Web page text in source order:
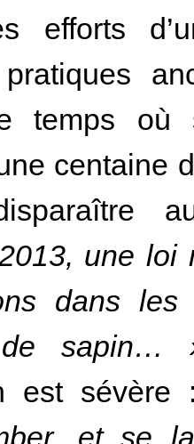
efforts
temps où
centaine
une loi
dans les
de sapin…
est
et se